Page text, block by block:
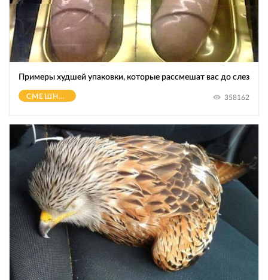
Примеры худшей упаковки, которые рассмешат вас до слез
СМЕШНОЕ 358162